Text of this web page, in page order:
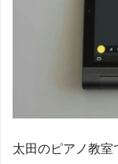
太田のピアノ教室